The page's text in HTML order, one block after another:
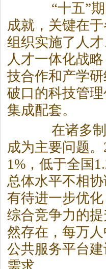
“十五”期
成就，关键在
组织实施了人
人才一体化战
技合作和产学
破口的科技管
集成配套。
在诸多制
成为主要问题
1%，低于全国
总体水平不相
有待进一步优
综合竞争力的
然存在，每万
公共服务平台
需求。